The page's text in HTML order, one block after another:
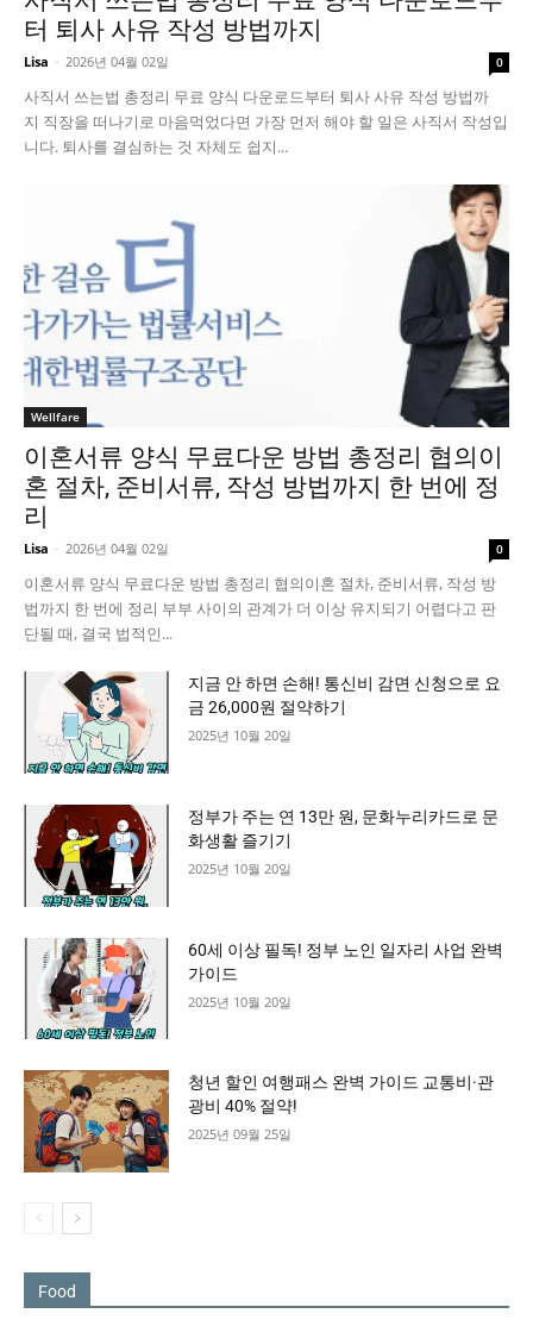
터 퇴사 사유 작성 방법까지
Lisa - 2026년 04월 02일 0
사직서 쓰는법 총정리 무료 양식 다운로드부터 퇴사 사유 작성 방법까
지 직장을 떠나기로 마음먹었다면 가장 먼저 해야 할 일은 사직서 작성입
니다. 퇴사를 결심하는 것 자체도 쉽지...
Wellfare
이혼서류 양식 무료다운 방법 총정리 협의이
혼 절차, 준비서류, 작성 방법까지 한 번에 정
리
Lisa - 2026년 04월 02일 0
이혼서류 양식 무료다운 방법 총정리 협의이혼 절차, 준비서류, 작성 방
법까지 한 번에 정리 부부 사이의 관계가 더 이상 유지되기 어렵다고 판
단될 때, 결국 법적인...
지금 안 하면 손해! 통신비 감면 신청으로 요
금 26,000원 절약하기
2025년 10월 20일
정부가 주는 연 13만 원, 문화누리카드로 문
화생활 즐기기
2025년 10월 20일
60세 이상 필독! 정부 노인 일자리 사업 완벽
가이드
2025년 10월 20일
청년 할인 여행패스 완벽 가이드 교통비·관
광비 40% 절약!
2025년 09월 25일
Food